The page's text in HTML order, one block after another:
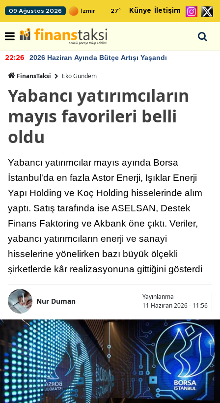
09 Ağustos 2026 27° Künye İletişim
22:26 2026 Haziran Ayında Bütçe Artışı Yaşandı
FinansTaksi Eko Gündem
Yabancı yatırımcıların
mayıs favorileri belli
oldu
Yabancı yatırımcılar mayıs ayında Borsa
İstanbul'da en fazla Astor Enerji, Işıklar Enerji
Yapı Holding ve Koç Holding hisselerinde alım
yaptı. Satış tarafında ise ASELSAN, Destek
Finans Faktoring ve Akbank öne çıktı. Veriler,
yabancı yatırımcıların enerji ve sanayi
hisselerine yönelirken bazı büyük ölçekli
şirketlerde kâr realizasyonuna gittiğini gösterdi
Nur Duman
Yayınlanma
11 Haziran 2026 - 11:56